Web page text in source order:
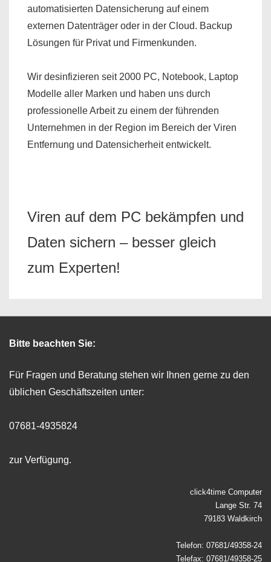
automatisierten Datensicherung auf einem
externen Datenträger oder in der Cloud. Backup
Lösungen für Privat und Firmenkunden.
Wir desinfizieren seit 2000 PC, Notebook, Laptop
Modelle aller Marken und haben uns durch
professionelle Arbeit zu einem der führenden
Unternehmen in der Region im Bereich der Viren
Entfernung und Datensicherheit entwickelt.
Viren auf dem PC bekämpfen und
Daten sichern – besser gleich
zum Experten!
Bitte beachten Sie:
Für Fragen und Beratung stehen wir Ihnen gerne zu den
üblichen Geschäftszeiten unter:
07681-4935824
zur Verfügung.
click4time Computer
Lange Str. 74
79183 Waldkirch
Telefon: 07681/49358-24
Telefax: 07681/49358-25